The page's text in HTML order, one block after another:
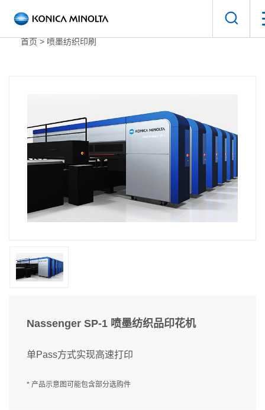
开
首页 > 喷墨纺织印刷
Nassenger SP-1 喷墨纺织品印花机
单Pass方式实现高速打印
* 产品示意图可能包含部分选购件